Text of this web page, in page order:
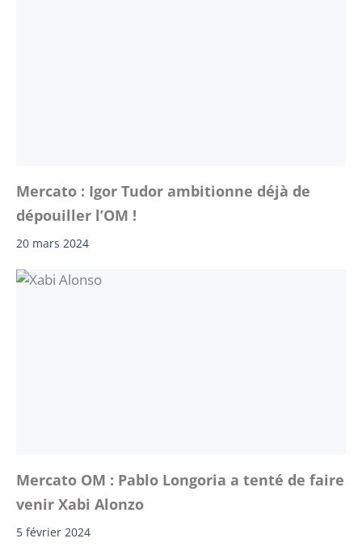
Mercato : Igor Tudor ambitionne déjà de
dépouiller l’OM !
20 mars 2024
Mercato OM : Pablo Longoria a tenté de faire
venir Xabi Alonzo
5 février 2024